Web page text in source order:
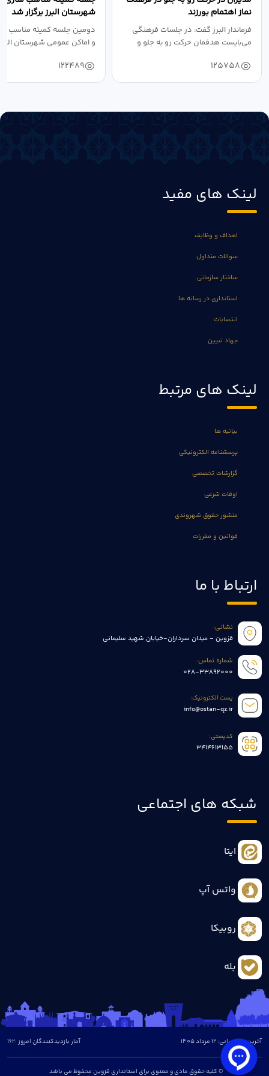
نماز اهتمام بورزند
فرماندار البرز گفت: در جلسات فرهنگی
می‌بایست هدفمان حرکت رو به جلو و
125758
شهرستان البرز برگزار شد
دومین جلسه کمیته مناسب
و اماکن عمومی شهرستان
122489
لینک های مفید
اهداف و وظایف
سوالات متداول
ساختار سازمانی
استانداری در رسانه ها
انتصابات
جهاد تبیین
لینک های مرتبط
بیانیه ها
پرسشنامه الکترونیکی
گزارشات تخصصی
اوقات شرعی
منشور حقوق شهروندی
قوانین و مقررات
ارتباط با ما
نشانی:
قزوین - میدان سرداران-خیابان شهید سلیمانی
شماره تماس:
028-33892000
پست الکترونیک:
info@ostan-qz.ir
کدپستی:
3414613155
شبکه های اجتماعی
ایتا
واتس آپ
روبیکا
بله
آخرین بروزرسانی: 12 مرداد 1405
© کلیه حقوق مادی و معنوی برای استانداری قزوین محفوظ می باشد
آمار بازدیدکنندگان امروز :162